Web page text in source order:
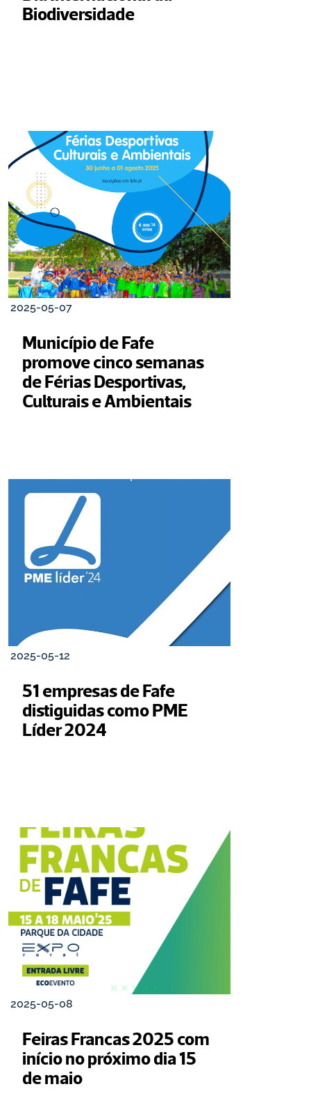
Biodiversidade
2025-05-07
Município de Fafe
promove cinco semanas
de Férias Desportivas,
Culturais e Ambientais
2025-05-12
51 empresas de Fafe
distiguidas como PME
2025-05-08
Feiras Francas 2025 com
início no próximo dia 15
de maio